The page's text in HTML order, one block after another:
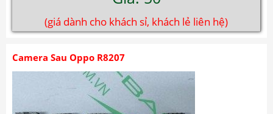
(giá dành cho khách sỉ, khách lẻ liên hệ)
Camera Sau Oppo R8207